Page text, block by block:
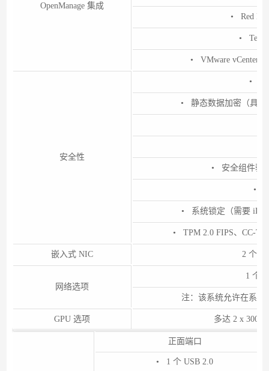
OpenManage 集成
• Red Hat
•
• VMware vCenter 和
安全性
• 加
• 静态数据加密（具有
• 安全组件验
•
• 系统锁定（需要
• TPM 2.0 FIPS、CC-
嵌入式 NIC 2 个背
网络选项
1 个
注：该系统允许在系统
GPU 选项 多达 2 x 300
正面端口
• 1 个 USB 2.0